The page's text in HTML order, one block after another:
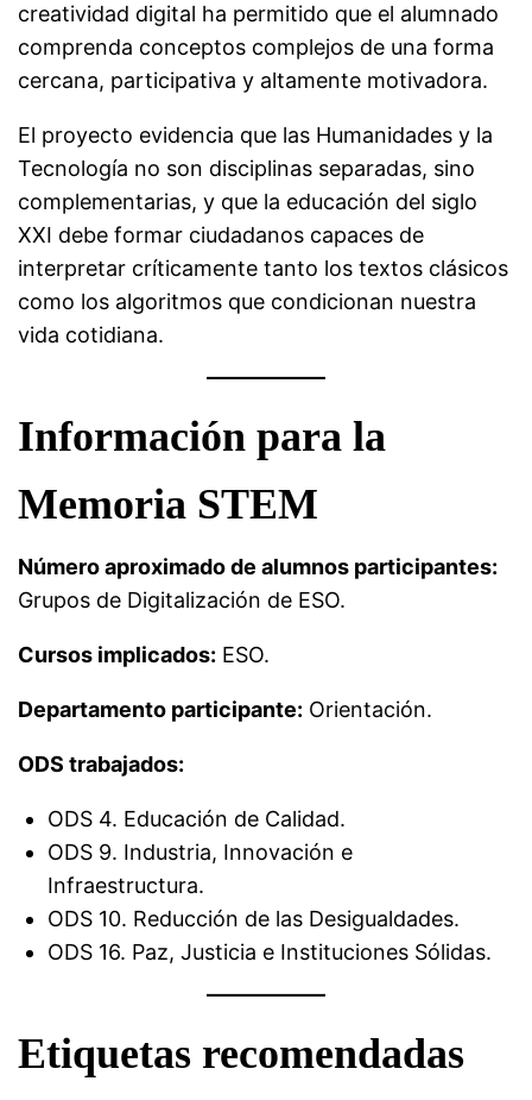
creatividad digital ha permitido que el alumnado
comprenda conceptos complejos de una forma
cercana, participativa y altamente motivadora.
El proyecto evidencia que las Humanidades y la
Tecnología no son disciplinas separadas, sino
complementarias, y que la educación del siglo
XXI debe formar ciudadanos capaces de
interpretar críticamente tanto los textos clásicos
como los algoritmos que condicionan nuestra
vida cotidiana.
Información para la
Memoria STEM
Número aproximado de alumnos participantes:
Grupos de Digitalización de ESO.
Cursos implicados: ESO.
Departamento participante: Orientación.
ODS trabajados:
ODS 4. Educación de Calidad.
ODS 9. Industria, Innovación e
Infraestructura.
ODS 10. Reducción de las Desigualdades.
ODS 16. Paz, Justicia e Instituciones Sólidas.
Etiquetas recomendadas